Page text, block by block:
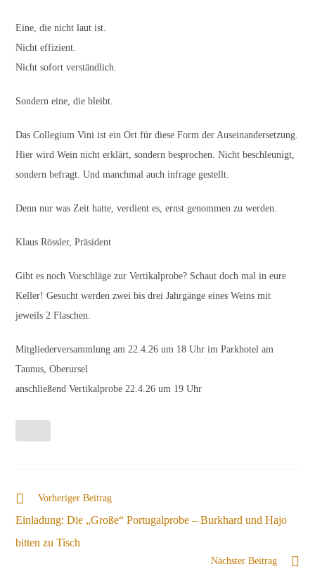
Eine, die nicht laut ist.
Nicht effizient.
Nicht sofort verständlich.
Sondern eine, die bleibt.
Das Collegium Vini ist ein Ort für diese Form der Auseinandersetzung.
Hier wird Wein nicht erklärt, sondern besprochen. Nicht beschleunigt,
sondern befragt. Und manchmal auch infrage gestellt.
Denn nur was Zeit hatte, verdient es, ernst genommen zu werden.
Klaus Rössler, Präsident
Gibt es noch Vorschläge zur Vertikalprobe? Schaut doch mal in eure
Keller! Gesucht werden zwei bis drei Jahrgänge eines Weins mit
jeweils 2 Flaschen.
Mitgliederversammlung am 22.4.26 um 18 Uhr im Parkhotel am
Taunus, Oberursel
anschließend Vertikalprobe 22.4.26 um 19 Uhr
Weitere
ansehen
Vorheriger Beitrag
Einladung: Die „Große“ Portugalprobe – Burkhard und Hajo
bitten zu Tisch
Nächster Beitrag